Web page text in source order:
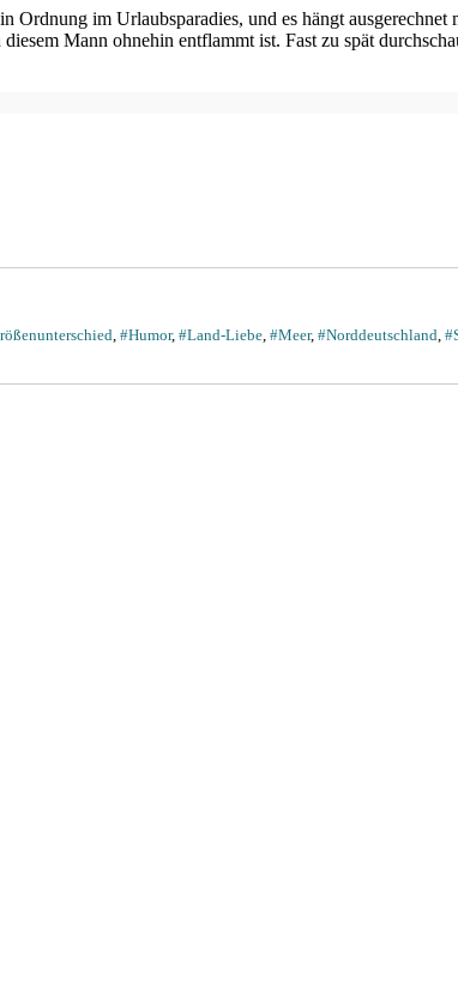
Ordnung im Urlaubsparadies, und es hängt
diesem Mann ohnehin entflammt ist. Fast zu spät
,#Humor,#Land-Liebe,#Meer,#Norddeutschland,